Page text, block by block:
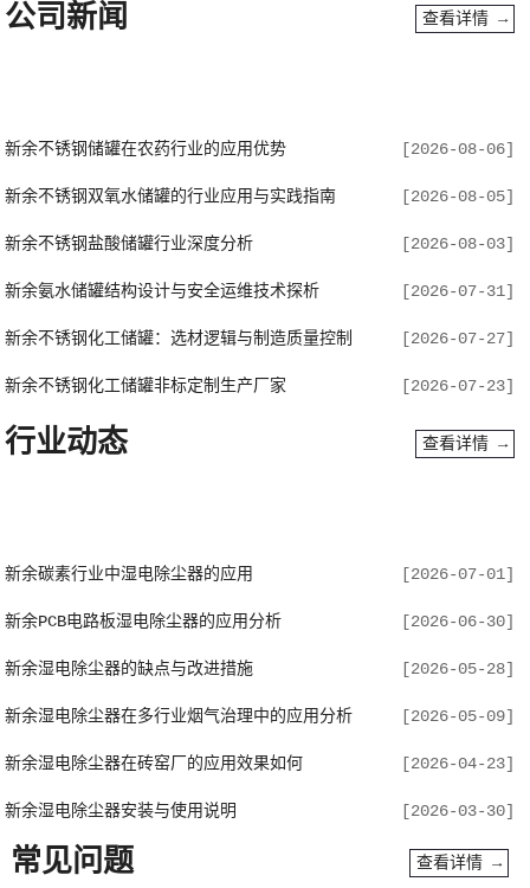
查看详情 →
公司新闻
新余不锈钢储罐在农药行业的应用优势 [2026-08-06]
新余不锈钢双氧水储罐的行业应用与实践指南 [2026-08-05]
新余不锈钢盐酸储罐行业深度分析 [2026-08-03]
新余氨水储罐结构设计与安全运维技术探析 [2026-07-31]
新余不锈钢化工储罐：选材逻辑与制造质量控制 [2026-07-27]
新余不锈钢化工储罐非标定制生产厂家 [2026-07-23]
查看详情 →
行业动态
新余碳素行业中湿电除尘器的应用 [2026-07-01]
新余PCB电路板湿电除尘器的应用分析 [2026-06-30]
新余湿电除尘器的缺点与改进措施 [2026-05-28]
新余湿电除尘器在多行业烟气治理中的应用分析 [2026-05-09]
新余湿电除尘器在砖窑厂的应用效果如何 [2026-04-23]
新余湿电除尘器安装与使用说明 [2026-03-30]
查看详情 →
常见问题